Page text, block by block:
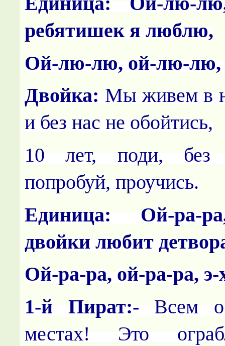
ребятишек я люблю,
Ой-лю-лю, ой-лю-лю,
Двойка: Мы живем в
и без нас не обойтись,
10 лет, поди, без
попробуй, проучись.
Единица: Ой-ра-
двойки любит
Ой-ра-ра, ой-ра-ра, э-
1-й Пират:- Всем
местах! Это